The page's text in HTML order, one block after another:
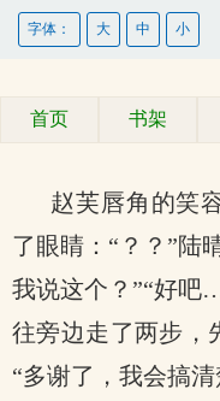
字体： 大 中 小
首页 书架
赵芙唇角的笑
了眼睛：“？？”陆
我说这个？”“好
往旁边走了两步，
“多谢了，我会搞